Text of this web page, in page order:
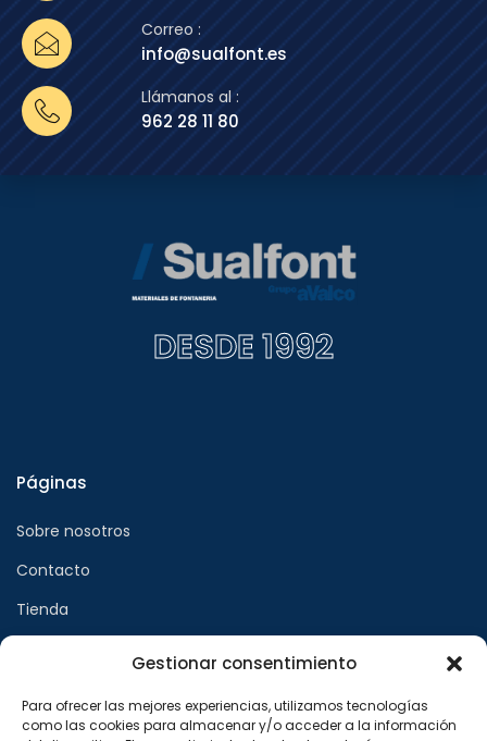
Gestionar consentimiento
Para ofrecer las mejores experiencias, utilizamos tecnologías
como las cookies para almacenar y/o acceder a la información
Correo :
info@sualfont.es
Llámanos al :
962 28 11 80
DESDE 1992
Páginas
Sobre nosotros
Contacto
Tienda
Aviso legal